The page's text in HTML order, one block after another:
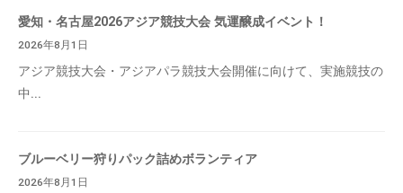
愛知・名古屋2026アジア競技大会 気運醸成イベント！
2026年8月1日
アジア競技大会・アジアパラ競技大会開催に向けて、実施競技の
中...
ブルーベリー狩りパック詰めボランティア
2026年8月1日